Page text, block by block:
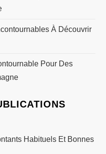
À Découvrir
Pour Des
Habituels Et Bonnes